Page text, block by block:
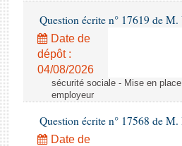
Question écrite n° 17619 de
Date de
dépôt :
04/08/2026
sécurité sociale - Mise en
employeur
Question écrite n° 17568 de
Date de